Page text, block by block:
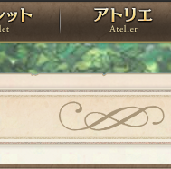
ローレット